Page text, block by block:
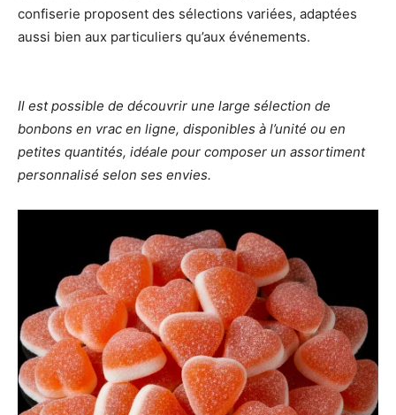
confiserie proposent des sélections variées, adaptées
aussi bien aux particuliers qu’aux événements.
Il est possible de découvrir une large sélection de
bonbons en vrac en ligne, disponibles à l’unité ou en
petites quantités, idéale pour composer un assortiment
personnalisé selon ses envies.